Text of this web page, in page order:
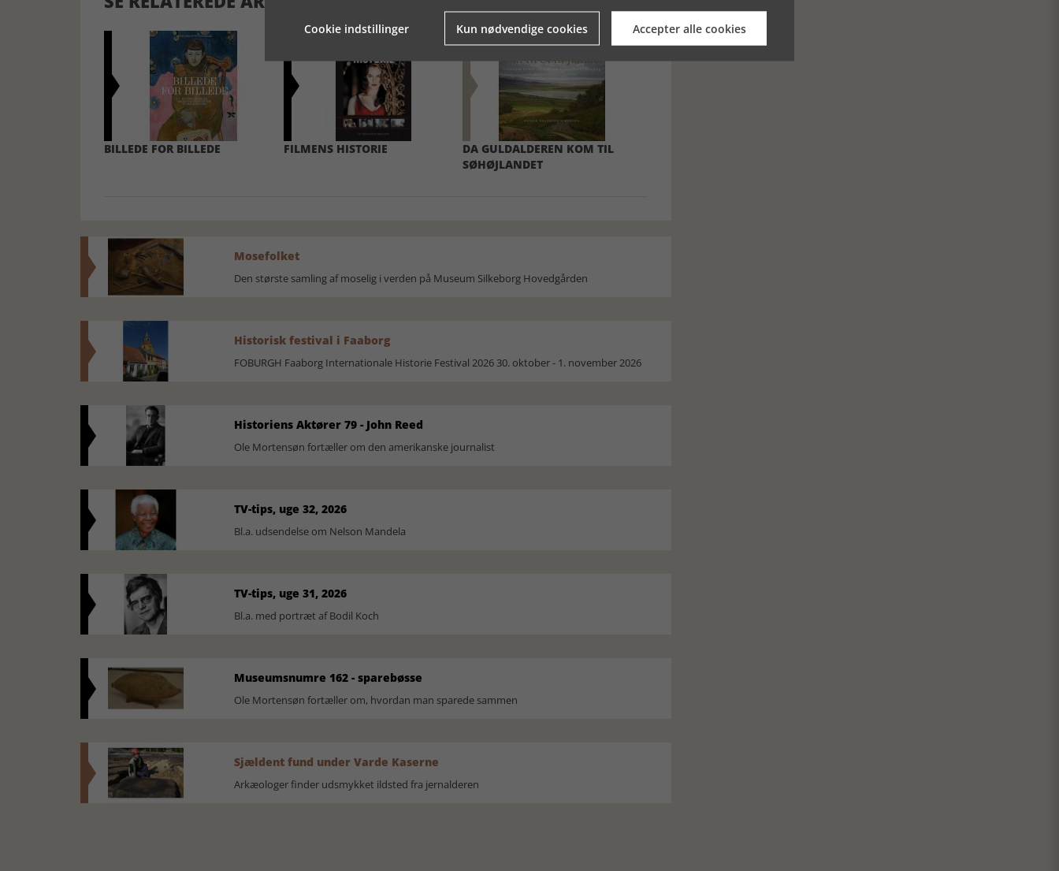
BILLEDE FOR BILLEDE FILMENS HISTORIE
DA GULDALDEREN KOM TIL
SØHØJLANDET
Mosefolket
Den største samling af moselig i verden på Museum Silkeborg Hovedgården
Historisk festival i Faaborg
FOBURGH Faaborg Internationale Historie Festival 2026 30. oktober - 1. november 2026
Historiens Aktører 79 - John Reed
Ole Mortensøn fortæller om den amerikanske journalist
TV-tips, uge 32, 2026
Bl.a. udsendelse om Nelson Mandela
TV-tips, uge 31, 2026
Bl.a. med portræt af Bodil Koch
Museumsnumre 162 - sparebøsse
Ole Mortensøn fortæller om, hvordan man sparede sammen
Sjældent fund under Varde Kaserne
Arkæologer finder udsmykket ildsted fra jernalderen
Cookie indstillinger Kun nødvendige cookies Accepter alle cookies